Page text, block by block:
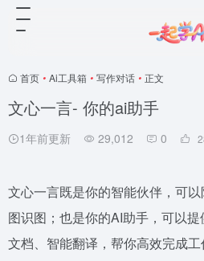
首页 • Ai工具箱 • 写作对话 • 正文
文心一言- 你的ai助手
1年前更新 29,012 0
文心一言既是你的智能伙伴，可
图识图；也是你的AI助手，可以
文档、智能翻译，帮你高效完成工